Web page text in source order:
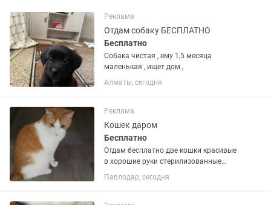
Реклама
Отдам собаку БЕСПЛАТНО
Бесплатно
Собака чистая , ему 1,5 месяца
маленькая , ищет дом ,
Алматы, сегодня
Реклама
Кошек даром
Бесплатно
Отдам бесплатно две кошки красивые
в хорошие руки стерилизованные
лоток хотят кушают не гадят
Павлодар, сегодня